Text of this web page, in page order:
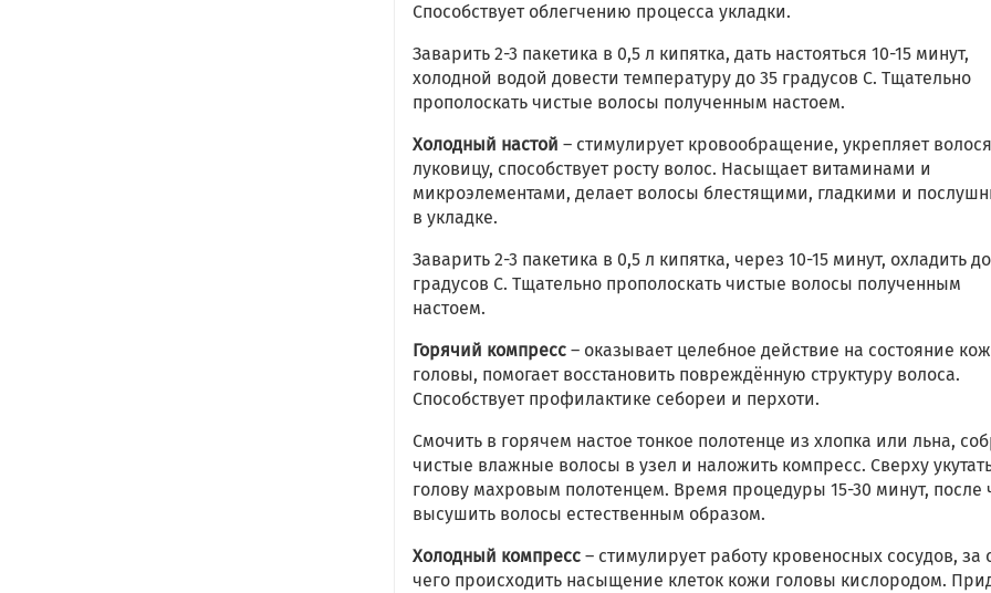
Способствует облегчению процесса укладки.
Заварить 2-3 пакетика в 0,5 л кипятка, дать настояться 10-15 минут,
холодной водой довести температуру до 35 градусов С. Тщательно
прополоскать чистые волосы полученным настоем.
Холодный настой – стимулирует кровообращение, укрепляет
луковицу, способствует росту волос. Насыщает витаминами и
микроэлементами, делает волосы блестящими, гладкими и
в укладке.
Заварить 2-3 пакетика в 0,5 л кипятка, через 10-15 минут, охладить
градусов С. Тщательно прополоскать чистые волосы полученным
настоем.
Горячий компресс – оказывает целебное действие на состояние
головы, помогает восстановить повреждённую структуру волоса.
Способствует профилактике себореи и перхоти.
Смочить в горячем настое тонкое полотенце из хлопка или льна,
чистые влажные волосы в узел и наложить компресс. Сверху
голову махровым полотенцем. Время процедуры 15-30 минут, после
высушить волосы естественным образом.
Холодный компресс– стимулирует работу кровеносных сосудов, за
чего происходить насыщение клеток кожи головы кислородом.